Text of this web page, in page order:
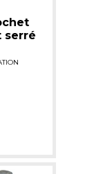
serré